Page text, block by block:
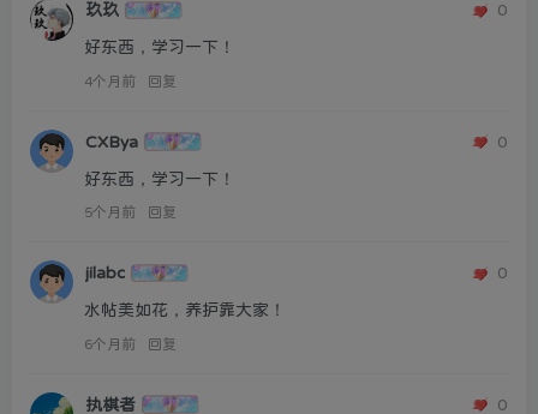
玖玖 0
好东西，学习一下！
4个月前 回复
CXBya 0
好东西，学习一下！
5个月前 回复
jilabc 0
水帖美如花，养护靠大家！
6个月前 回复
执棋者 0